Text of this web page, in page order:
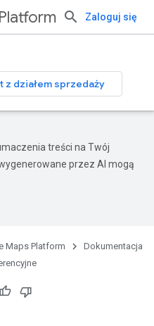
Zaloguj się
z działem sprzedaży
treści na Twój
przez AI mogą
Maps Platform
Dokumentacja